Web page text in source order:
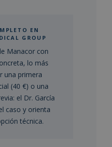
EN
GROUP
Manacor con
lo más
una primera
(40 €) o una
el Dr. García
caso y orienta
técnica.